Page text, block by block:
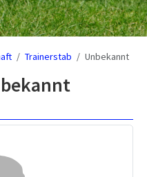
Trainerstab Unbekannt